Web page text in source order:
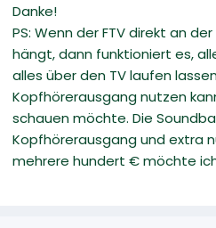
Danke!
PS: Wenn der FTV direkt an
hängt, dann funktioniert es,
alles über den TV laufen
Kopfhörerausgang nutzen
schauen möchte. Die
Kopfhörerausgang und extra
mehrere hundert € möchte